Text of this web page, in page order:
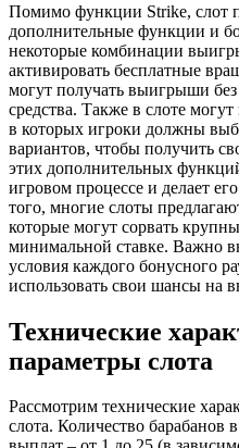
Помимо функции Strike, слот
дополнительные функции и
некоторые комбинации
активировать бесплатные
могут получать выигрыши
средства. Также в слоте
в которых игроки должны
вариантов, чтобы получить
этих дополнительных
игровом процессе и делает
того, многие слоты
которые могут сорвать
минимальной ставке. Важно
условия каждого бонусного
использовать свои шансы на
Технические
параметры слота
Рассмотрим технические
слота. Количество барабанов